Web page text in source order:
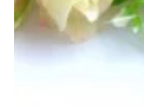
31
октября
2024